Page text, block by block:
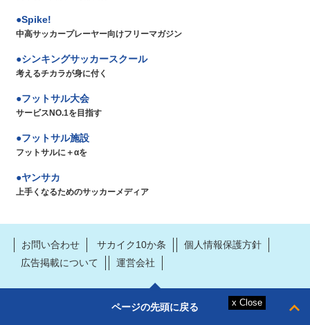
Spike!
中高サッカープレーヤー向けフリーマガジン
シンキングサッカースクール
考えるチカラが身に付く
フットサル大会
サービスNO.1を目指す
フットサル施設
フットサルに＋αを
ヤンサカ
上手くなるためのサッカーメディア
お問い合わせ サカイク10か条
個人情報保護方針
広告掲載について
運営会社
ページの先頭に戻る